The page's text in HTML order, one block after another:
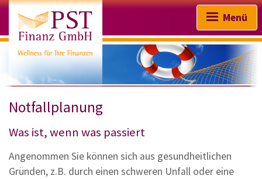
Menü
Startseite
Wir über uns
Absicherung & Vorsorge
Notfallplanung
Was ist, wenn was passiert
Angenommen Sie können sich aus gesundheitlichen
Gründen, z.B. durch einen schweren Unfall oder eine